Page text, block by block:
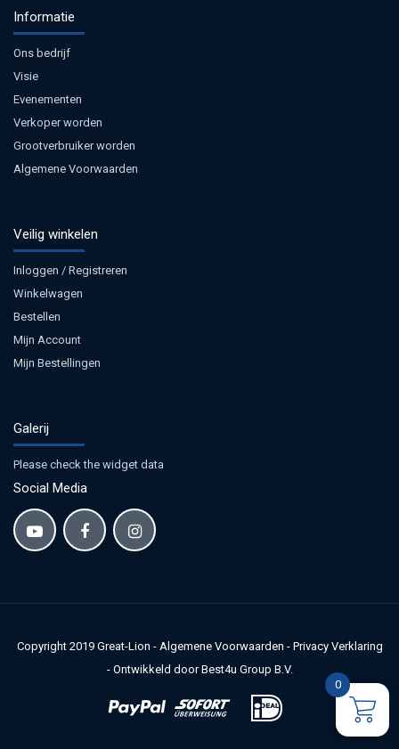
Informatie
Ons bedrijf
Visie
Evenementen
Verkoper worden
Grootverbruiker worden
Algemene Voorwaarden
Veilig winkelen
Inloggen / Registreren
Winkelwagen
Bestellen
Mijn Account
Mijn Bestellingen
Galerij
Please check the widget data
Social Media
Copyright 2019 Great-Lion - Algemene Voorwaarden - Privacy Verklaring
- Ontwikkeld door Best4u Group B.V.
0